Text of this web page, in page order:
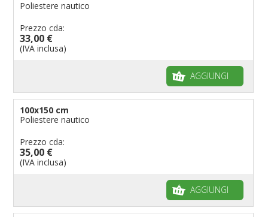
Poliestere nautico
Prezzo cda:
33,00 €
(IVA inclusa)
AGGIUNGI
100x150 cm
Poliestere nautico
Prezzo cda:
35,00 €
(IVA inclusa)
AGGIUNGI